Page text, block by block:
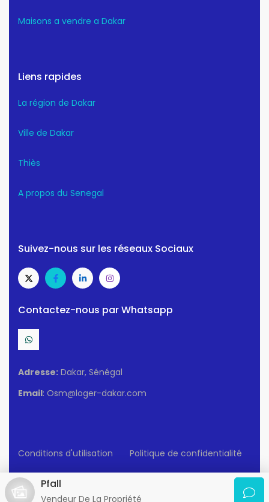
Maisons a vendre a Dakar
Liens rapides
La région de Dakar
Ville de Dakar
Thiès
A propos du Senegal
Suivez-nous sur les réseaux Sociaux
Contactez-nous par Whatsapp
Adresse: Dakar, Sénégal
Email: Osm@loger-dakar.com
Conditions d'utilisation Politique de confidentialité
© 2025 Loger-Dakar. Tous Droits Réservés.
Pfall
Vendeur De La Propriété